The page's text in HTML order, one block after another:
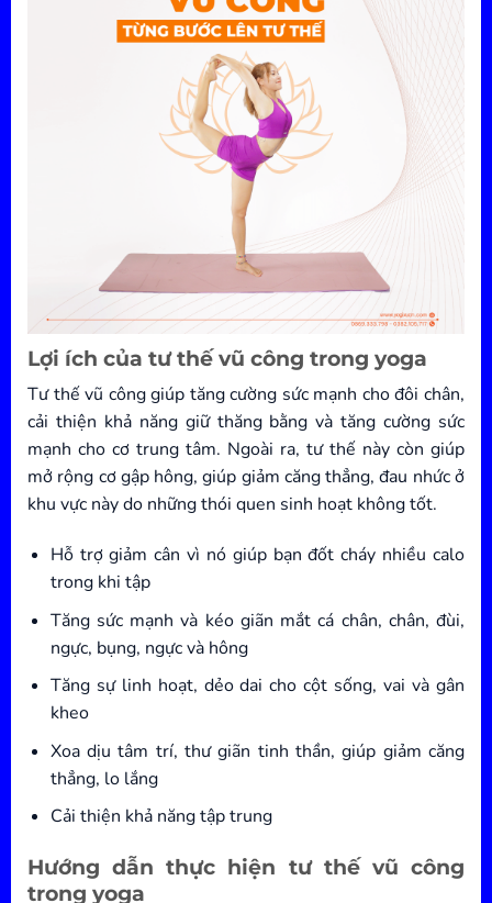
Lợi ích của tư thế vũ công trong yoga
Tư thế vũ công giúp tăng cường sức mạnh cho đôi chân,
cải thiện khả năng giữ thăng bằng và tăng cường sức
mạnh cho cơ trung tâm. Ngoài ra, tư thế này còn giúp
mở rộng cơ gập hông, giúp giảm căng thẳng, đau nhức ở
khu vực này do những thói quen sinh hoạt không tốt.
Hỗ trợ giảm cân vì nó giúp bạn đốt cháy nhiều calo
trong khi tập
Tăng sức mạnh và kéo giãn mắt cá chân, chân, đùi,
ngực, bụng, ngực và hông
Tăng sự linh hoạt, dẻo dai cho cột sống, vai và gân
kheo
Xoa dịu tâm trí, thư giãn tinh thần, giúp giảm căng
thẳng, lo lắng
Cải thiện khả năng tập trung
Hướng dẫn thực hiện tư thế vũ công
trong yoga